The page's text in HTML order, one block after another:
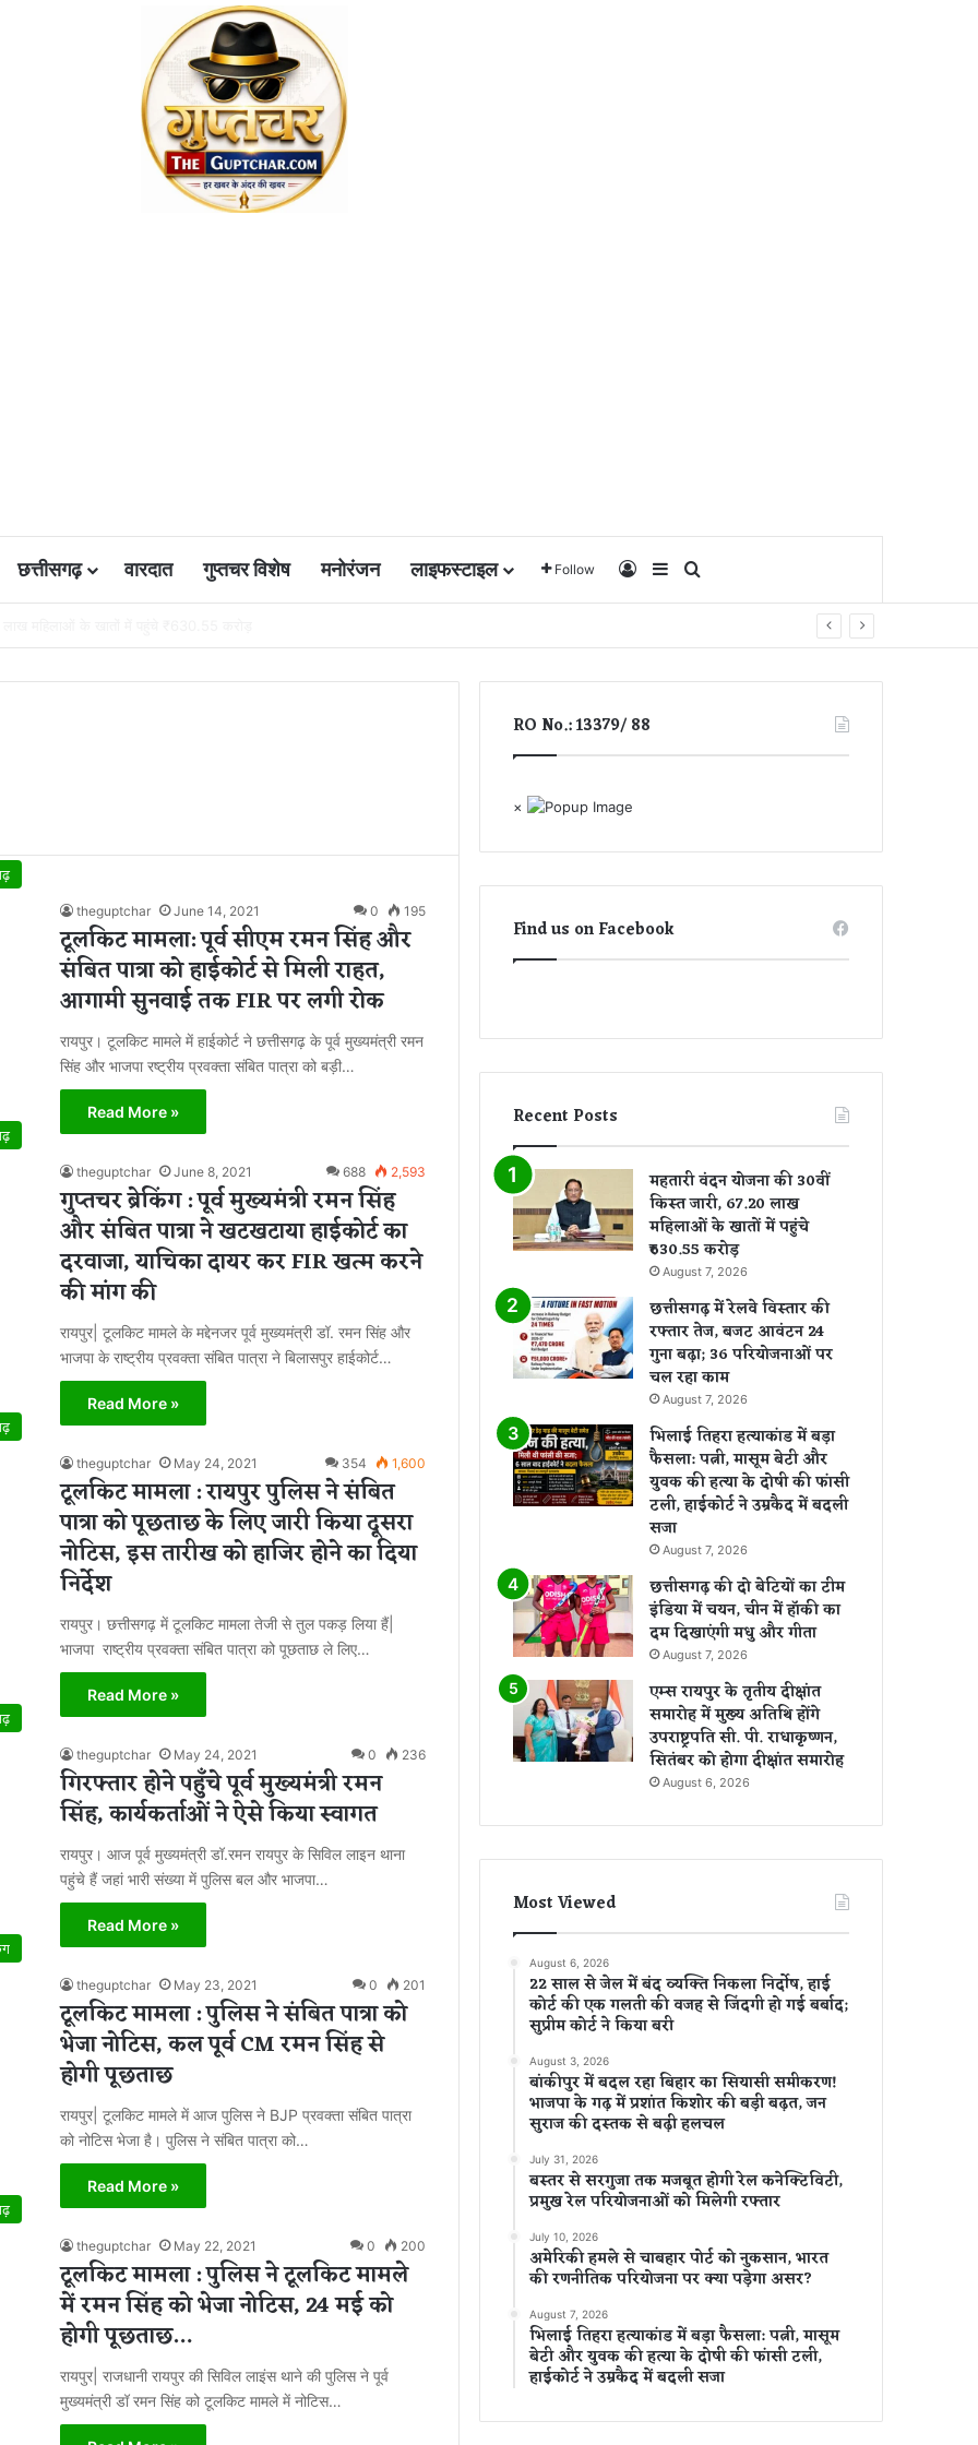
छत्तीसगढ़ वारदात गुप्तचर विशेष मनोरंजन लाइफस्टाइल Follow Log InSidebar
theguptchar June 14, 2021 0 195
टूलकिट मामला: पूर्व सीएम रमन सिंह और
संबित पात्रा को हाईकोर्ट से मिली राहत,
आगामी सुनवाई तक FIR पर लगी रोक
रायपुर। टूलकिट मामले में हाईकोर्ट ने छत्तीसगढ़ के पूर्व मुख्यमंत्री रमन
सिंह और भाजपा रष्ट्रीय प्रवक्ता संबित पात्रा को बड़ी…
Read More »
theguptchar June 8, 2021 688 2,593
गुप्तचर ब्रेकिंग : पूर्व मुख्यमंत्री रमन सिंह
और संबित पात्रा ने खटखटाया हाईकोर्ट का
दरवाजा, याचिका दायर कर FIR खत्म करने
की मांग की
रायपुर| टूलकिट मामले के मद्देनजर पूर्व मुख्यमंत्री डॉ. रमन सिंह और
भाजपा के राष्ट्रीय प्रवक्ता संबित पात्रा ने बिलासपुर हाईकोर्ट…
Read More »
theguptchar May 24, 2021 354 1,600
टूलकिट मामला : रायपुर पुलिस ने संबित
पात्रा को पूछताछ के लिए जारी किया दूसरा
नोटिस, इस तारीख को हाजिर होने का दिया
निर्देश
रायपुर। छत्तीसगढ़ में टूलकिट मामला तेजी से तुल पकड़ लिया हैं|
भाजपा राष्ट्रीय प्रवक्ता संबित पात्रा को पूछताछ ले लिए…
Read More »
theguptchar May 24, 2021 0 236
गिरफ्तार होने पहुँचे पूर्व मुख्यमंत्री रमन
सिंह, कार्यकर्ताओं ने ऐसे किया स्वागत
रायपुर। आज पूर्व मुख्यमंत्री डॉ.रमन रायपुर के सिविल लाइन थाना
पहुंचे हैं जहां भारी संख्या में पुलिस बल और भाजपा…
Read More »
theguptchar May 23, 2021 0 201
टूलकिट मामला : पुलिस ने संबित पात्रा को
भेजा नोटिस, कल पूर्व CM रमन सिंह से
होगी पूछताछ
रायपुर| टूलकिट मामले में आज पुलिस ने BJP प्रवक्ता संबित पात्रा
को नोटिस भेजा है। पुलिस ने संबित पात्रा को…
Read More »
theguptchar May 22, 2021 0 200
टूलकिट मामला : पुलिस ने टूलकिट मामले
में रमन सिंह को भेजा नोटिस, 24 मई को
होगी पूछताछ…
रायपुर| राजधानी रायपुर की सिविल लाइंस थाने की पुलिस ने पूर्व
मुख्यमंत्री डॉ रमन सिंह को टूलकिट मामले में नोटिस…
RO No.: 13379/ 88
×
Find us on Facebook
Recent Posts
महतारी वंदन योजना की 30वीं
किस्त जारी, 67.20 लाख
महिलाओं के खातों में पहुंचे
₹630.55 करोड़
August 7, 2026
छत्तीसगढ़ में रेलवे विस्तार की
रफ्तार तेज, बजट आवंटन 24
गुना बढ़ा; 36 परियोजनाओं पर
चल रहा काम
August 7, 2026
भिलाई तिहरा हत्याकांड में बड़ा
फैसला: पत्नी, मासूम बेटी और
युवक की हत्या के दोषी की फांसी
टली, हाईकोर्ट ने उम्रकैद में बदली
सजा
August 7, 2026
छत्तीसगढ़ की दो बेटियों का टीम
इंडिया में चयन, चीन में हॉकी का
दम दिखाएंगी मधु और गीता
August 7, 2026
एम्स रायपुर के तृतीय दीक्षांत
समारोह में मुख्य अतिथि होंगे
उपराष्ट्रपति सी. पी. राधाकृष्णन,
सितंबर को होगा दीक्षांत समारोह
August 6, 2026
Most Viewed
August 6, 2026
22 साल से जेल में बंद व्यक्ति निकला निर्दोष, हाई
कोर्ट की एक गलती की वजह से जिंदगी हो गई बर्बाद;
सुप्रीम कोर्ट ने किया बरी
August 3, 2026
बांकीपुर में बदल रहा बिहार का सियासी समीकरण!
भाजपा के गढ़ में प्रशांत किशोर की बड़ी बढ़त, जन
सुराज की दस्तक से बढ़ी हलचल
July 31, 2026
बस्तर से सरगुजा तक मजबूत होगी रेल कनेक्टिविटी,
प्रमुख रेल परियोजनाओं को मिलेगी रफ्तार
July 10, 2026
अमेरिकी हमले से चाबहार पोर्ट को नुकसान, भारत
की रणनीतिक परियोजना पर क्या पड़ेगा असर?
August 7, 2026
भिलाई तिहरा हत्याकांड में बड़ा फैसला: पत्नी, मासूम
बेटी और युवक की हत्या के दोषी की फांसी टली,
हाईकोर्ट ने उम्रकैद में बदली सजा